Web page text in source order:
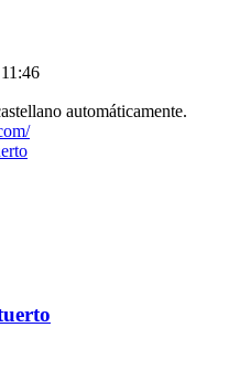
automáticamente.